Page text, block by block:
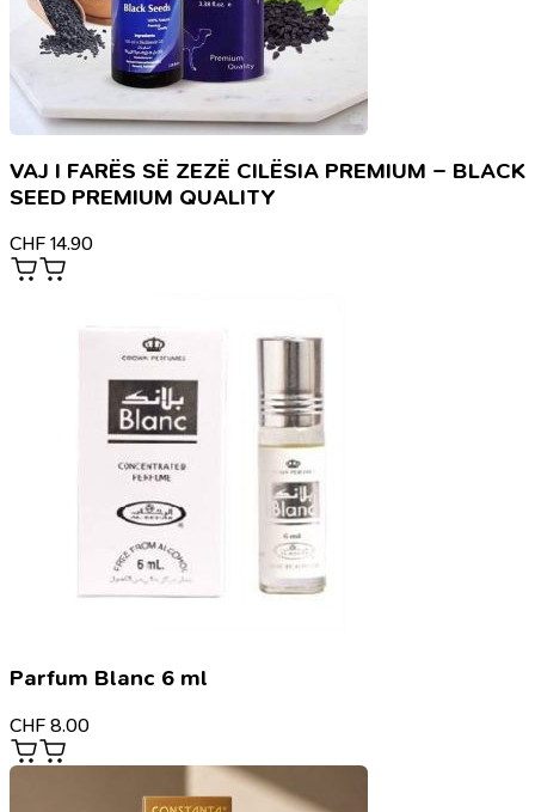
VAJ I FARËS SË ZEZË CILËSIA PREMIUM – BLACK
SEED PREMIUM QUALITY
CHF 14.90
Parfum Blanc 6 ml
CHF 8.00